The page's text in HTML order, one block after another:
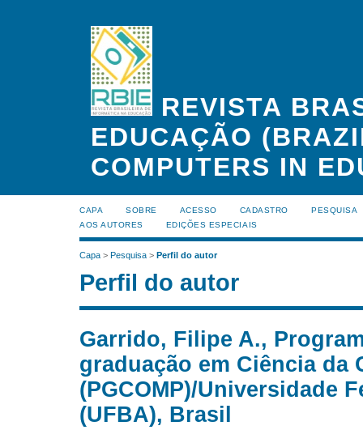
REVISTA
EDUCAÇÃO
COMPUTERS IN
CAPA SOBRE ACESSO CADASTRO
PESQUISA
AOS AUTORES
EDIÇÕES ESPECIAIS
Capa > Pesquisa > Perfil do autor
Perfil do autor
Garrido, Filipe A.,
graduação em Ciência da
(PGCOMP)/Universidade
(UFBA), Brasil